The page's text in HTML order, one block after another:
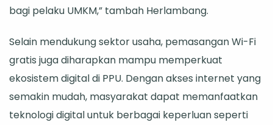
bagi pelaku UMKM,” tambah Herlambang.
Selain mendukung sektor usaha, pemasangan Wi-Fi
gratis juga diharapkan mampu memperkuat
ekosistem digital di PPU. Dengan akses internet yang
semakin mudah, masyarakat dapat memanfaatkan
teknologi digital untuk berbagai keperluan seperti